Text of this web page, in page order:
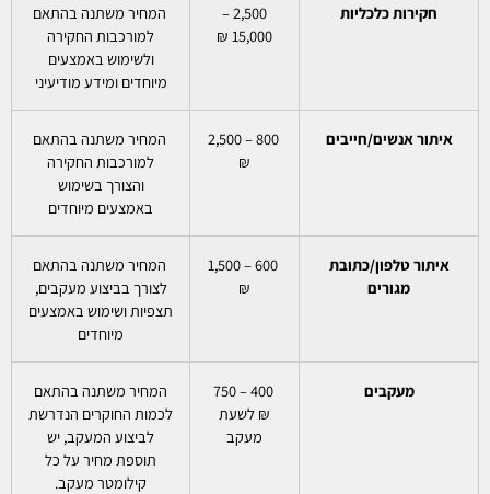
חקירות כלכליות
2,500 –
15,000 ₪
המחיר משתנה בהתאם
למורכבות החקירה
ולשימוש באמצעים
מיוחדים ומידע מודיעיני
איתור אנשים/חייבים
800 – 2,500
₪
המחיר משתנה בהתאם
למורכבות החקירה
והצורך בשימוש
באמצעים מיוחדים
איתור טלפון/כתובת
מגורים
600 – 1,500
₪
המחיר משתנה בהתאם
לצורך בביצוע מעקבים,
תצפיות ושימוש באמצעים
מיוחדים
מעקבים
400 – 750
₪ לשעת
מעקב
המחיר משתנה בהתאם
לכמות החוקרים הנדרשת
לביצוע המעקב, יש
תוספת מחיר על כל
קילומטר מעקב.